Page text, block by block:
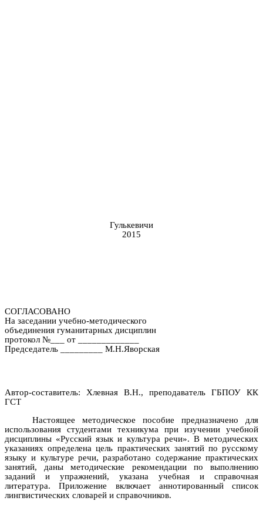
Гулькевичи
2015
СОГЛАСОВАНО
На заседании учебно-методического
объединения гуманитарных дисциплин
протокол №___ от _____________
Председатель _________ М.Н.Яворская
Автор-составитель: Хлевная В.Н., преподаватель ГБПОУ КК
ГСТ
Настоящее методическое пособие предназначено для
использования студентами техникума при изучении учебной
дисциплины «Русский язык и культура речи». В методических
указаниях определена цель практических занятий по русскому
языку и культуре речи, разработано содержание практических
занятий, даны методические рекомендации по выполнению
заданий и упражнений, указана учебная и справочная
литература. Приложение включает аннотированный список
лингвистических словарей и справочников.